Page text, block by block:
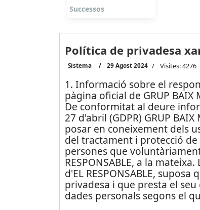
Successos
Política de privadesa
Sistema 29 Agost 2024 Visites: 4276
1. Informació sobre el
pàgina oficial de GRUP BAIX
De conformitat al deure
27 d'abril (GDPR) GRUP
posar en coneixement dels
del tractament i protecció
persones que
RESPONSABLE, a la
d'EL RESPONSABLE,
privadesa i que presta el
dades personals segons el